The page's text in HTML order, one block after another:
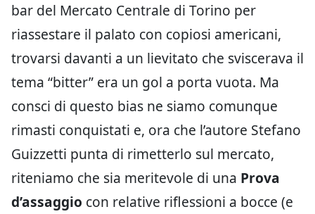
bar del Mercato Centrale di Torino per
riassestare il palato con copiosi americani,
trovarsi davanti a un lievitato che sviscerava il
tema “bitter” era un gol a porta vuota. Ma
consci di questo bias ne siamo comunque
rimasti conquistati e, ora che l’autore Stefano
Guizzetti punta di rimetterlo sul mercato,
riteniamo che sia meritevole di una Prova
d’assaggio con relative riflessioni a bocce (e